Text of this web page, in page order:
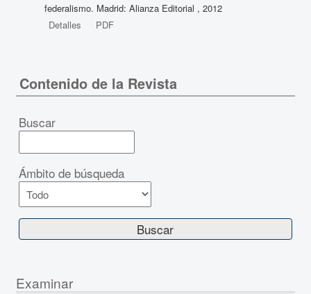
federalismo. Madrid: Alianza Editorial , 2012
Detalles
PDF
Contenido de la Revista
Buscar
Ámbito de búsqueda
Examinar